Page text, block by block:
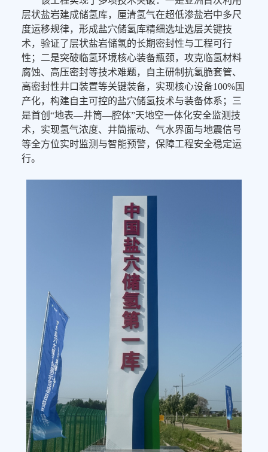
层状盐岩建成储氢库，厘清氢气在超低渗盐岩中多尺
度运移规律，形成盐穴储氢库精细选址选层关键技
术，验证了层状盐岩储氢的长期密封性与工程可行
性；二是突破临氢环境核心装备瓶颈，攻克临氢材料
腐蚀、高压密封等技术难题，自主研制抗氢脆套管、
高密封性井口装置等关键装备，实现核心设备100%国
产化，构建自主可控的盐穴储氢技术与装备体系；三
是首创“地表—井筒—腔体”天地空一体化安全监测技
术，实现氢气浓度、井筒振动、气水界面与地震信号
等全方位实时监测与智能预警，保障工程安全稳定运
行。